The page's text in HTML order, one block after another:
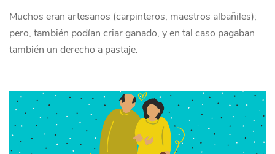
Muchos eran artesanos (carpinteros, maestros albañiles);
pero, también podían criar ganado, y en tal caso pagaban
también un derecho a pastaje.